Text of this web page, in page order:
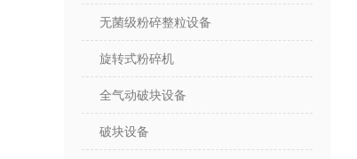
无菌级粉碎整粒设备
旋转式粉碎机
全气动破块设备
破块设备